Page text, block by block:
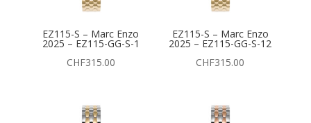
EZ115-S – Marc Enzo
2025 – EZ115-GG-S-1
CHF315.00
EZ115-S – Marc Enzo
2025 – EZ115-GG-S-12
CHF315.00